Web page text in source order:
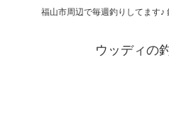
福山市周辺で毎週釣りしてます♪
ウッディの